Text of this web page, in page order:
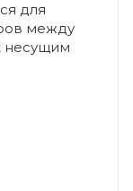
для
между
несущим